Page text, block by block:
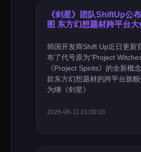
《剑星》团队ShiftUp公
图 东方幻想题材跨平台大
韩国开发商Shift Up近日更新
布了代号原为“Project
《Project Spirits》的全新概
款东方幻想题材的跨平台旗
为继《剑星》
2026-06-11 01:00:03